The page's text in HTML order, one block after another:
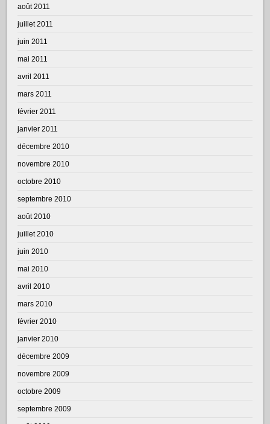
août 2011
juillet 2011
juin 2011
mai 2011
avril 2011
mars 2011
février 2011
janvier 2011
décembre 2010
novembre 2010
octobre 2010
septembre 2010
août 2010
juillet 2010
juin 2010
mai 2010
avril 2010
mars 2010
février 2010
janvier 2010
décembre 2009
novembre 2009
octobre 2009
septembre 2009